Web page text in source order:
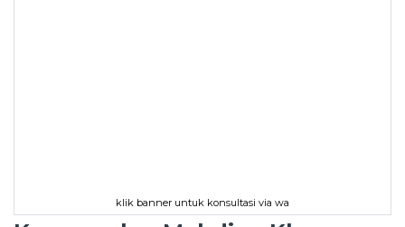
klik banner untuk konsultasi via wa